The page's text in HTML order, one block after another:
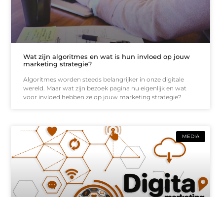
Wat zijn algoritmes en wat is hun invloed op jouw
marketing strategie?
Algoritmes worden steeds belangrijker in onze digitale
wereld. Maar wat zijn bezoek pagina nu eigenlijk en wat
voor invloed hebben ze op jouw marketing strategie?
MEDIA